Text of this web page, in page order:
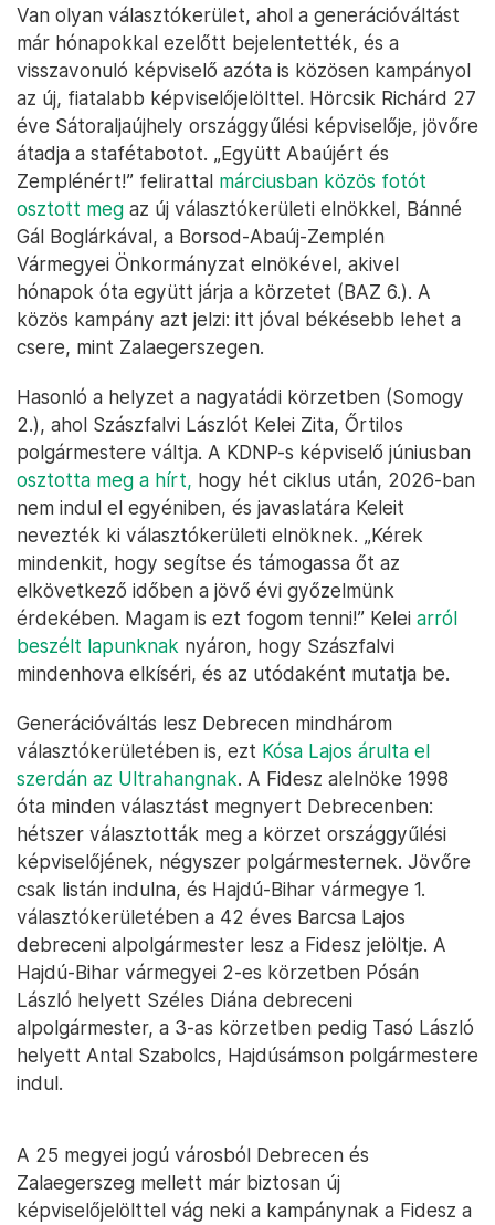
Van olyan választókerület, ahol a generációváltást
már hónapokkal ezelőtt bejelentették, és a
visszavonuló képviselő azóta is közösen kampányol
az új, fiatalabb képviselőjelölttel. Hörcsik Richárd 27
éve Sátoraljaújhely országgyűlési képviselője, jövőre
átadja a stafétabotot. „Együtt Abaújért és
Zemplénért!” felirattal márciusban közös fotót
osztott meg az új választókerületi elnökkel, Bánné
Gál Boglárkával, a Borsod-Abaúj-Zemplén
Vármegyei Önkormányzat elnökével, akivel
hónapok óta együtt járja a körzetet (BAZ 6.). A
közös kampány azt jelzi: itt jóval békésebb lehet a
csere, mint Zalaegerszegen.
Hasonló a helyzet a nagyatádi körzetben (Somogy
2.), ahol Szászfalvi Lászlót Kelei Zita, Őrtilos
polgármestere váltja. A KDNP-s képviselő júniusban
osztotta meg a hírt, hogy hét ciklus után, 2026-ban
nem indul el egyéniben, és javaslatára Keleit
nevezték ki választókerületi elnöknek. „Kérek
mindenkit, hogy segítse és támogassa őt az
elkövetkező időben a jövő évi győzelmünk
érdekében. Magam is ezt fogom tenni!” Kelei arról
beszélt lapunknak nyáron, hogy Szászfalvi
mindenhova elkíséri, és az utódaként mutatja be.
Generációváltás lesz Debrecen mindhárom
választókerületében is, ezt Kósa Lajos árulta el
szerdán az Ultrahangnak. A Fidesz alelnöke 1998
óta minden választást megnyert Debrecenben:
hétszer választották meg a körzet országgyűlési
képviselőjének, négyszer polgármesternek. Jövőre
csak listán indulna, és Hajdú-Bihar vármegye 1.
választókerületében a 42 éves Barcsa Lajos
debreceni alpolgármester lesz a Fidesz jelöltje. A
Hajdú-Bihar vármegyei 2-es körzetben Pósán
László helyett Széles Diána debreceni
alpolgármester, a 3-as körzetben pedig Tasó László
helyett Antal Szabolcs, Hajdúsámson polgármestere
indul.
A 25 megyei jogú városból Debrecen és
Zalaegerszeg mellett már biztosan új
képviselőjelölttel vág neki a kampánynak a Fidesz a